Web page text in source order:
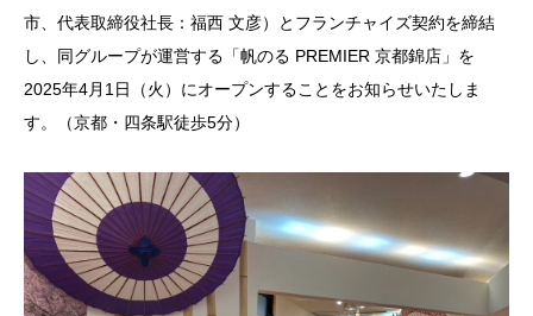
市、代表取締役社長：福西 文彦）とフランチャイズ契約を締結
し、同グループが運営する「帆のる PREMIER 京都錦店」を
2025年4月1日（火）にオープンすることをお知らせいたしま
す。（京都・四条駅徒歩5分）